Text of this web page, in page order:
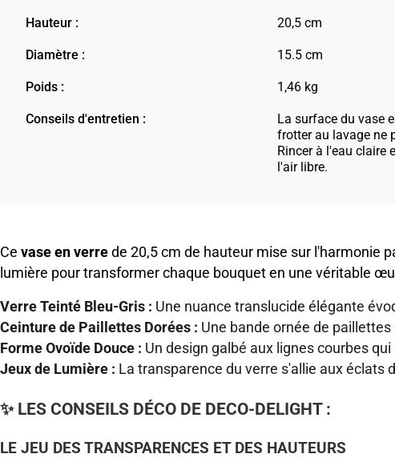
Hauteur : 20,5 cm
Diamètre : 15.5 cm
Poids : 1,46 kg
Conseils d'entretien :
La surface du vase
frotter au lavage ne
Rincer à l'eau claire
l'air libre.
Ce vase en verrede 20,5 cm de hauteur mise sur l'harmonie
lumière pour transformer chaque bouquet en une véritable
Verre Teinté Bleu-Gris : Une nuance translucide élégante
Ceinture de Paillettes Dorées : Une bande ornée de
Forme Ovoïde Douce : Un design galbé aux lignes courbes
Jeux de Lumière : La transparence du verre s'allie aux éclats
✨ LES CONSEILS DÉCO DE DECO-DELIGHT :
LE JEU DES TRANSPARENCES ET DES HAUTEURS